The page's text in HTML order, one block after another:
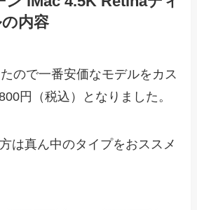
内容
ので一番安価なモデルをカス
円（税込）となりました。
は真ん中のタイプをおススメ